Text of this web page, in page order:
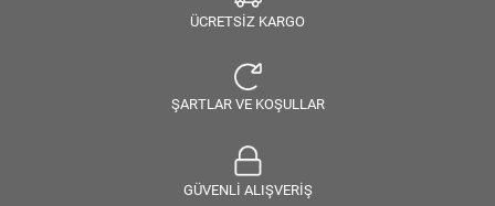
ÜCRETSİZ KARGO
ŞARTLAR VE KOŞULLAR
GÜVENLİ ALIŞVERİŞ